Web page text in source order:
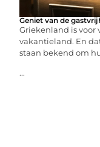
Geniet van de
Griekenland is voor
vakantieland. En
staan bekend om
...